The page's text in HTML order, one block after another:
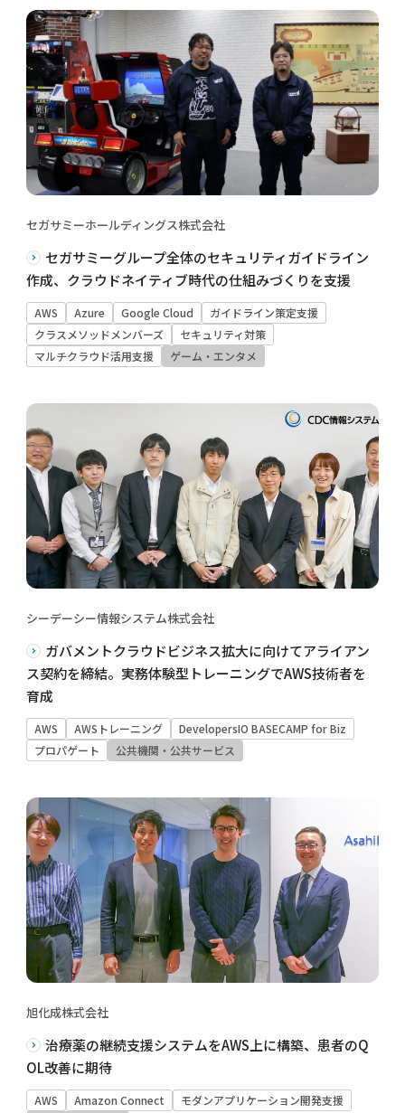
セガサミーホールディングス株式会社
セガサミーグループ全体のセキュリティガイドライン
作成、クラウドネイティブ時代の仕組みづくりを支援
AWS Azure Google Cloud
ガイドライン策定支援
クラスメソッドメンバーズ
セキュリティ対策
マルチクラウド活用支援
ゲーム・エンタメ
シーデーシー情報システム株式会社
ガバメントクラウドビジネス拡大に向けてアライアン
ス契約を締結。実務体験型トレーニングでAWS技術者を
育成
AWS AWSトレーニング
DevelopersIO BASECAMP for Biz
プロパゲート
公共機関・公共サービス
旭化成株式会社
治療薬の継続支援システムをAWS上に構築、患者のQ
OL改善に期待
AWS Amazon Connect モダンアプリケーション開発支援